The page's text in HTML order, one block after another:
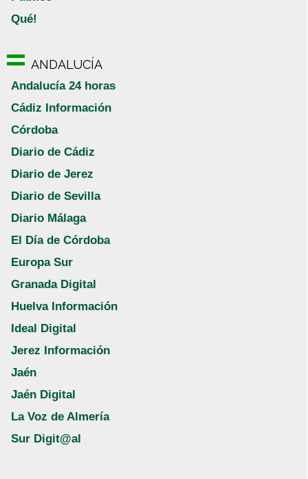
Qué!
ANDALUCÍA
Andalucía 24 horas
Cádiz Información
Córdoba
Diario de Cádiz
Diario de Jerez
Diario de Sevilla
Diario Málaga
El Día de Córdoba
Europa Sur
Granada Digital
Huelva Información
Ideal Digital
Jerez Información
Jaén
Jaén Digital
La Voz de Almería
Sur Digit@al